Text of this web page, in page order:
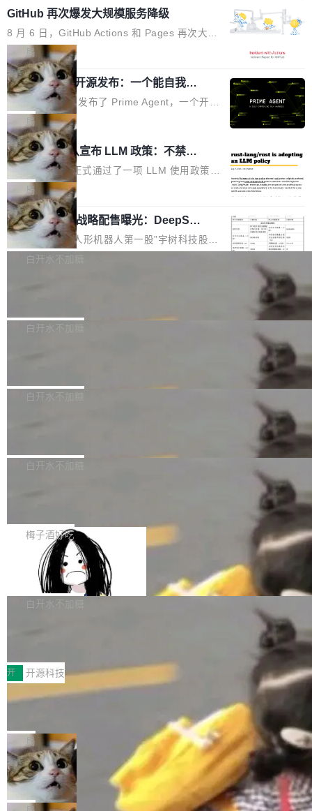
他引用的帖子来自 Mathew Shen，一位 ICLR 2
026 的读者：「看了篇 ...
理由很具体。FA 系列不需要解释，但 FA2 是他
认为最重要的一个——复杂度恰到好处，刚好能
驱动你去学 CuTe，但还没被那些"邪恶的" Hopp
er++ 优化所淹没，足够容易修改和适配。 更关
键的是 FA2 的持久性...
鸿蒙通过统一技术底座和分布式能力，为不同类
型智能设备的开发、连接与互联提供关键支撑，
也为产业链企业探索产品创新与商业增长打开新
的空间。 8月14日，开源鸿蒙智能硬件开发者日
（OHDD：OpenHarmony Hardware Develope
r Day）将在杭州启航。活动面向智能硬件产业
链企业和开发者，邀请行业专家与资深技术顾
问，围绕开源鸿蒙技术能力、设备适配、芯片适
配、功耗与稳定性调优、兼容性测评及统一互联
等内容展开系统讲解和实战交流，帮助企业进一
步了解开源鸿蒙在智能...
GitHub 再次爆发大规模服务降级
8 月 6 日，GitHub Actions 和 Pages 再次大规
模服务降级，Actions 完全不可用超过 5 小时，
webhook 停发，连自托管 runner 也因调度层故
障无法工作。Pages、Copilot code review、C
opilot coding agent 全部受影响。从检测到完全
恢复，大约 12 小时。 这是 2026 年 8 月的第六
起事故，其中四起与 AI/Copilot 服务相关。 Git
Hub 员工 kdaigle 在 HN 讨论中贴出了一组数
据：2025 年全年 10 亿次 commit。现在，每周
2.75 亿次，全年预计 140 亿次。GitHub...
局
Prime Agent 开源发布：一个能自我改
进的编程 Agent，ARC-AGI 3 超越人类
专家基线
Prime Intellect 发布了 Prime Agent，一个开源
的编程 Agent Harness，核心设计围绕两个抽
象：Recursive Language Model（RLM）和 C
ontinual Harness。在 ARC-AGI 3 基准测试
上，Prime Agent + Opus 5 的组合达到了 95.
5% RHAE Best@1，超过了 ARC 报告的人类专
家基线 95.4%。 不是又一个 coding agent 包装
器 Prime Agent 的架构和市面上大多数 coding
agent 有本质区别。大多数 agent harness 的设
计是基于早期模型的能力—...
局
Rust 项目团队宣布 LLM 政策：不禁
止，但你要承认哪些代码不是你写的
Rust 语言项目正式通过了一项 LLM 使用政策，
覆盖 rust-lang/rust 单一仓库的代码贡献。这不
是项目级别的官方立场，目前由五个团队采纳，
但它可能是主流开源项目中关于 AI 辅助贡献最
细致的一份规则。 政策的核心只有一句话：LLM
可以用来分析、提炼、审阅、建议，但不能用来
不得生成涉及安全性的关键变更，除非作者本身
局
宇树科技 IPO 战略配售曝光：DeepSe
ek 获配 93.3 万股，锁定 36 个月
8月6日晚间，“人形机器人第一股”宇树科技股份
有限公司披露IPO发行价格及战略配售结果，杭
36个月。 公告显示，本次宇树科技战略配售对
员工参与设立的专项资产管理计划。其中，Dee
获配9...
白开水不加糖
Bug fixes and enhancements 修复多次传递同
一个回归问题，该问题导致拉取镜像时会拒绝包
题，该问题可能导致在旧版 Linux 内核...
白开水不加糖
e 孵化器项目管理委员会（IPMC）投票中获得
P）！这一里程碑不仅标志着 Fluss 迈入新的发
白开水不加糖
长期停止内容更新，未能实现其作为“AI版维基百
提交的编辑请求也长期处于待处理状态。 Groki
pedia 于去年底上线，定位为由人工智能生成内
容的百科平台，被马斯克视为传统众包百科网站
维基百科的替代方案。Lawfare 调查发现，无论
热门页面还是低关注度页面，均未出现近期更
白开水不加糖
是这样的：配 MessageSource 的 Bean、写 R
eloadableResourceBundleMessageSource、
声明 LocaleResolver、注册 LocaleChangeInt
erceptor…五六步之后才能看到第一行翻译文
本。 Solon 换了个方式。整个 i18n 模块围绕三
梅子酒好吃
Apache Doris 4.1 全面增强 Iceberg：
支持 UPDATE、MERGE INTO 与 Iceb
erg V3
Apache Doris 4.1 要补齐的，正是缺失的那一
半。在已有查询能力的基础上，Doris 进一步支
常维护操作，并完整支持 Iceberg V3 格式。
白开水不加糖
村国家自主创新示范区会议中心开幕。本届大会
由中关村智联软件服务业质量创新联盟主办，以
“智构可信·质创未来——AI原生时代的质量新范
式”为主题，直面AI从实验室走向规模化产业落地
的核心质量命题。会上，《2026智能研发生产力
工具选型手册》发布，Testin云测的Testin XAge
nt智能测试系统入选AI测试领域代表产品。对CI
O而言，这提示了一个转变：AI测试正在从效率
工具升级为企业的质量基础设施。 CIO面对的新
开 开源科技
让非法状态不可表示：一篇关于 ADT
有一种东西，一旦用过就回不去了。Alex Fedos
eev 管它叫"软件设计的基石"。 他说的东西不新
鲜——代数数据类型（ADT），尤其是和类型
（sum type）。但他说清楚了一件事：这不是类
型系统的学术体操，是日常编码的思维方式。 文
章从一个简单的例子切入。一个网站的深色主题
局
Cloudflare 开源内部企业 AI 平台 Clou
dflare OS
Cloudflare 发布了一个开源项目 Cloudflare O
S。如果你只看官方博客，你会觉得这是又一